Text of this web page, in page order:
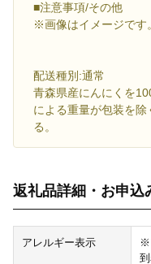
■注意事項/その他
※画像はイメージです。
配送種別:通常
青森県産にんにくを
による重量が包装を
る。
返礼品詳細・お申込
アレルギー表示
※